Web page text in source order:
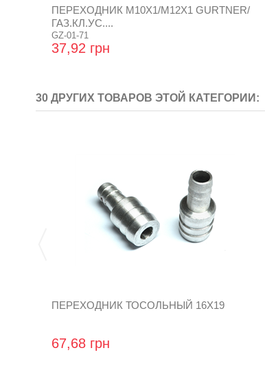
ПЕРЕХОДНИК М10Х1/М12Х1 GURTNER/
ГАЗ.КЛ.УС....
GZ-01-71
37,92 грн
30 ДРУГИХ ТОВАРОВ ЭТОЙ КАТЕГОРИИ:
ПЕРЕХОДНИК ТОСОЛЬНЫЙ 16Х19
67,68 грн